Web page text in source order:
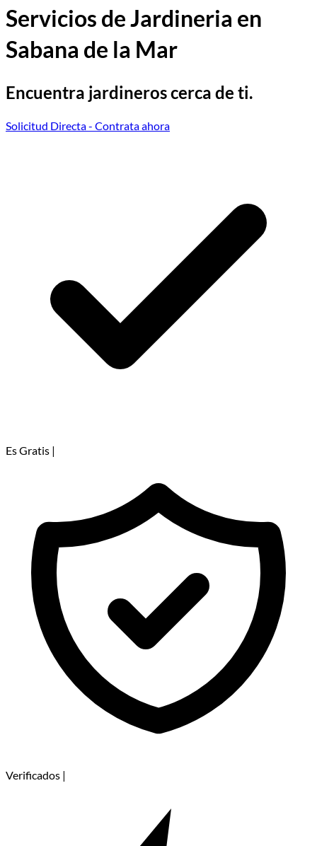
Servicios de Jardineria en
Sabana de la Mar
Encuentra jardineros cerca de ti.
Solicitud Directa- Contrata ahora
Es Gratis |
Verificados |